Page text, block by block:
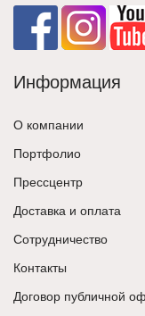
Информация
О компании
Портфолио
Прессцентр
Доставка и оплата
Сотрудничество
Контакты
Договор публичной